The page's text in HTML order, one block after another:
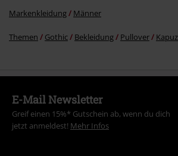
Markenkleidung Männer
Themen Gothic Bekleidung Pullover
E-Mail Newsletter
Greif einen 15%* Gutschein ab, wenn du dich
jetzt anmeldest! Mehr Infos